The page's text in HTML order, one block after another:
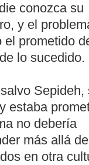
conozca su
y el
el prometido
lo sucedido.
Sepideh,
estaba
no debería
más allá
en otra